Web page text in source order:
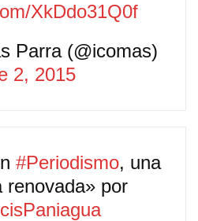
XkDdo31Q0f
Parra (@icomas)
2, 2015
#Periodismo, una
renovada» por